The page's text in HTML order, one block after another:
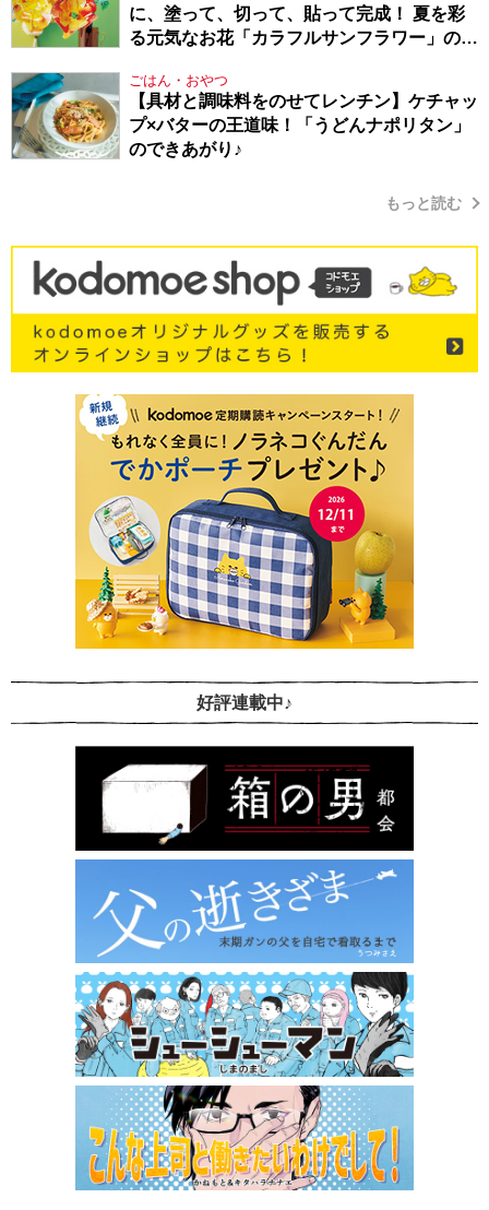
に、塗って、切って、貼って完成！ 夏を彩
る元気なお花「カラフルサンフラワー」の作
ごはん・おやつ
【具材と調味料をのせてレンチン】ケチャッ
プ×バターの王道味！「うどんナポリタン」
のできあがり♪
もっと読む
好評連載中♪